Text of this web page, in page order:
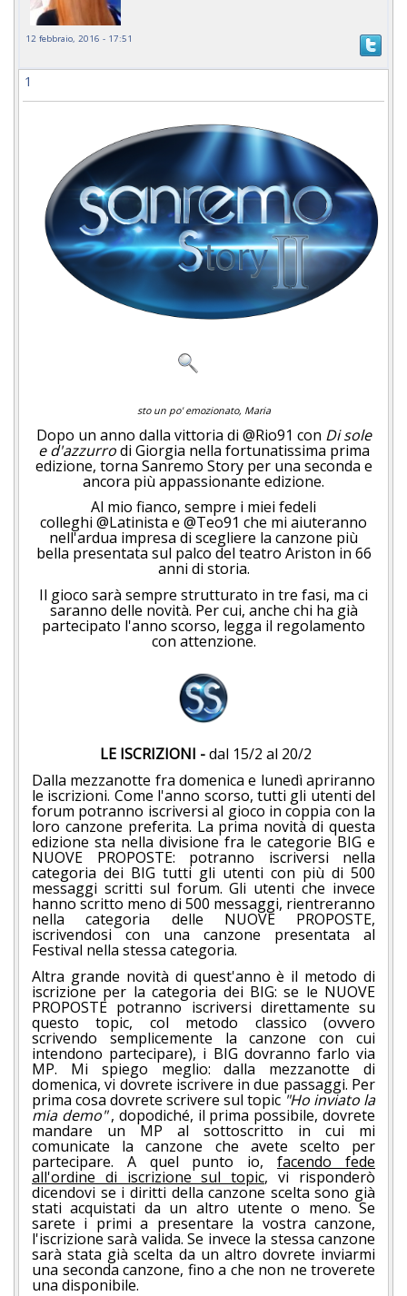
12 febbraio, 2016 - 17:51
1
sto un po' emozionato, Maria
Dopo un anno dalla vittoria di @Rio91 con Di sole
e d'azzurrodi Giorgia nella fortunatissima prima
edizione, torna Sanremo Story per una seconda e
ancora più appassionante edizione.
Al mio fianco, sempre i miei fedeli
colleghi @Latinista e @Teo91 che mi aiuteranno
nell'ardua impresa di scegliere la canzone più
bella presentata sul palco del teatro Ariston in 66
anni di storia.
Il gioco sarà sempre strutturato in tre fasi, ma ci
saranno delle novità. Per cui, anche chi ha già
partecipato l'anno scorso, legga il regolamento
con attenzione.
LE ISCRIZIONI -dal 15/2 al 20/2
Dalla mezzanotte fra domenica e lunedì apriranno
le iscrizioni. Come l'anno scorso, tutti gli utenti del
forum potranno iscriversi al gioco in coppia con la
loro canzone preferita. La prima novità di questa
edizione sta nella divisione fra le categorie BIG e
NUOVE PROPOSTE: potranno iscriversi nella
categoria dei BIG tutti gli utenti con più di 500
messaggi scritti sul forum. Gli utenti che invece
hanno scritto meno di 500 messaggi, rientreranno
nella categoria delle NUOVE PROPOSTE,
iscrivendosi con una canzone presentata al
Festival nella stessa categoria.
Altra grande novità di quest'anno è il metodo di
iscrizione per la categoria dei BIG: se le NUOVE
PROPOSTE potranno iscriversi direttamente su
questo topic, col metodo classico (ovvero
scrivendo semplicemente la canzone con cui
intendono partecipare), i BIG dovranno farlo via
MP. Mi spiego meglio: dalla mezzanotte di
domenica, vi dovrete iscrivere in due passaggi. Per
prima cosa dovrete scrivere sul topic"Ho inviato la
mia demo", dopodiché, il prima possibile, dovrete
mandare un MP al sottoscritto in cui mi
comunicate la canzone che avete scelto per
partecipare. A quel punto io, facendo fede
all'ordine di iscrizione sul topic, vi risponderò
dicendovi se i diritti della canzone scelta sono già
stati acquistati da un altro utente o meno. Se
sarete i primi a presentare la vostra canzone,
l'iscrizione sarà valida. Se invece la stessa canzone
sarà stata già scelta da un altro dovrete inviarmi
una seconda canzone, fino a che non ne troverete
una disponibile.